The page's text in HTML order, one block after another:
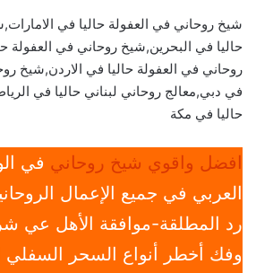
شيخ روحاني في العفولة حاليا في
حاليا في البحرين,شيخ روحاني في العفولة
روحاني في العفولة حاليا في الاردن,شيخ
في دبي,معالج روحاني لبناني حاليا في
حاليا في مكة
افضل واقوي شيخ روحاني في
العربي في جميع الإعمال
رد المطلقة-موافقة الأهل عي
وفك أخطر أنواع السحر السفلي